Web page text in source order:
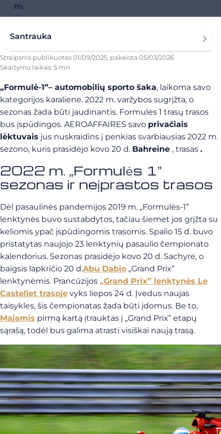
m.
Santrauka
Straipsnis publikuotas01/09/2025, pakeista 05/03/2026
Skaitymo laikas: 5 mn
„Formulė-1”– automobilių sporto šaka, laikoma savo
kategorijos karaliene. 2022 m. varžybos sugrįžta, o
sezonas žada būti jaudinantis. Formulės 1 trasų trasos
bus įspūdingos. AEROAFFAIRES savo privačiais
lėktuvais jus nuskraidins į penkias svarbiausias 2022 m.
sezono, kuris prasidėjo kovo 20 d. Bahreine , trasas .
2022 m. „Formulės 1”
sezonas ir neįprastos trasos
Dėl pasaulinės pandemijos 2019 m. „Formulės-1”
lenktynės buvo sustabdytos, tačiau šiemet jos grįžta su
keliomis ypač įspūdingomis trasomis. Spalio 15 d. buvo
pristatytas naujojo 23 lenktynių pasaulio čempionato
kalendorius. Sezonas prasidėjo kovo 20 d. Sachyre, o
baigsis lapkričio 20 d.Abu Dabio „Grand Prix”
lenktynėmis. Prancūzijos „Grand Prix” lenktynės Le
Castellet trasoje vyks liepos 24 d. Įvedus naujas
taisykles, šis čempionatas žada būti įdomus. Be to,
Majamis pirmą kartą įtrauktas į „Grand Prix” etapų
sąrašą, todėl bus galima atrasti visiškai naują trasą.